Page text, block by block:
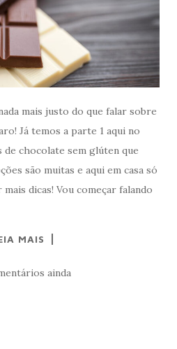
mais justo do que falar sobre
Já temos a parte 1 aqui no
de chocolate sem glúten que
são muitas e aqui em casa só
dicas! Vou começar falando
MAIS
ainda